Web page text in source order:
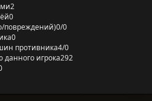
2
0
повреждений)0/0
0
противника4/0
игрока292